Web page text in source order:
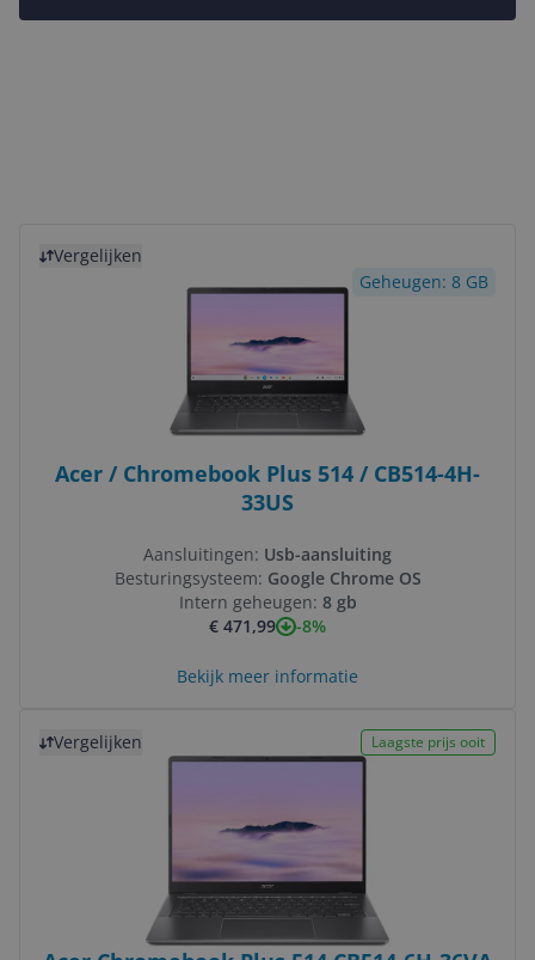
Vergelijken
Geheugen: 8 GB
Acer / Chromebook Plus 514 / CB514-4H-
33US
Aansluitingen: Usb-aansluiting
Besturingsysteem: Google Chrome OS
Intern geheugen: 8 gb
€ 471,99
-8%
Bekijk meer informatie
Vergelijken Laagste prijs ooit